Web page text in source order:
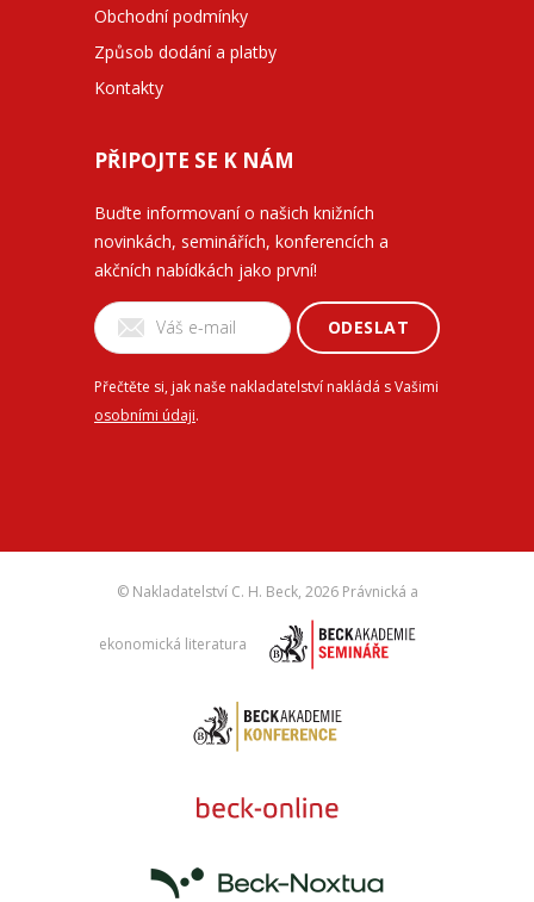
Obchodní podmínky
Způsob dodání a platby
Kontakty
PŘIPOJTE SE K NÁM
Buďte informovaní o našich knižních
novinkách, seminářích, konferencích a
akčních nabídkách jako první!
ODESLAT
Přečtěte si, jak naše nakladatelství nakládá s Vašimi
osobními údaji.
© Nakladatelství C. H. Beck, 2026 Právnická a
ekonomická literatura